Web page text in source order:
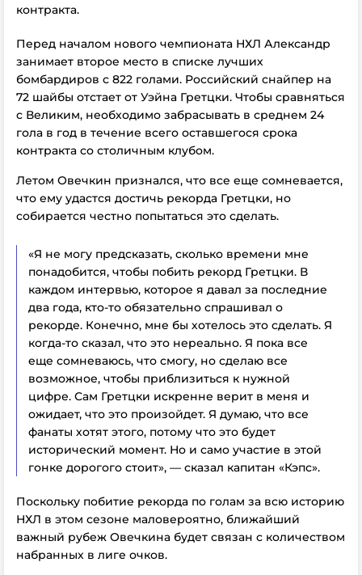
контракта.
Перед началом нового чемпионата НХЛ Александр
занимает второе место в списке лучших
бомбардиров с 822 голами. Российский снайпер на
72 шайбы отстает от Уэйна Гретцки. Чтобы сравняться
с Великим, необходимо забрасывать в среднем 24
гола в год в течение всего оставшегося срока
контракта со столичным клубом.
Летом Овечкин признался, что все еще сомневается,
что ему удастся достичь рекорда Гретцки, но
собирается честно попытаться это сделать.
«Я не могу предсказать, сколько времени мне
понадобится, чтобы побить рекорд Гретцки. В
каждом интервью, которое я давал за последние
два года, кто-то обязательно спрашивал о
рекорде. Конечно, мне бы хотелось это сделать. Я
когда-то сказал, что это нереально. Я пока все
еще сомневаюсь, что смогу, но сделаю все
возможное, чтобы приблизиться к нужной
цифре. Сам Гретцки искренне верит в меня и
ожидает, что это произойдет. Я думаю, что все
фанаты хотят этого, потому что это будет
исторический момент. Но и само участие в этой
гонке дорогого стоит», — сказал капитан «Кэпс».
Поскольку побитие рекорда по голам за всю историю
НХЛ в этом сезоне маловероятно, ближайший
важный рубеж Овечкина будет связан с количеством
набранных в лиге очков.